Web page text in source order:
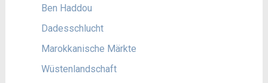
Ben Haddou
Dadesschlucht
Marokkanische Märkte
Wüstenlandschaft